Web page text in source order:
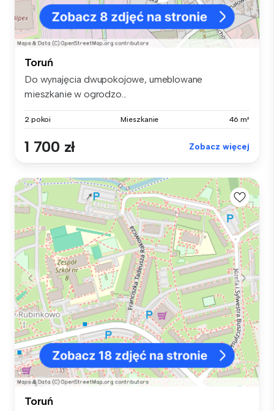
Toruń
Do wynajęcia dwupokojowe, umeblowane
mieszkanie w ogrodzo...
2 pokoi Mieszkanie 46 m²
1 700 zł Zobacz więcej
Toruń